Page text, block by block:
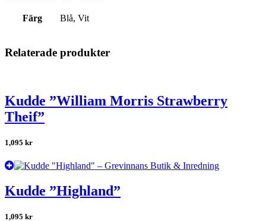
Färg Blå, Vit
Relaterade produkter
Kudde ”William Morris Strawberry
Theif”
1,095 kr
Kudde ”Highland”
1,095 kr